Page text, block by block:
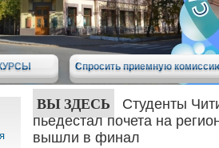
Спросить приемную
ВЫ ЗДЕСЬ
Студенты
пьедестал почета на
вышли в финал